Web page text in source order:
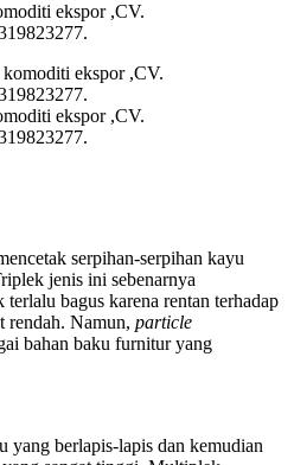
ekspor ,CV.
ekspor ,CV.
serpihan-serpihan kayu
jenis ini sebenarnya
bagus karena rentan terhadap
rendah. Namun, particle
bahan baku furnitur yang
berlapis-lapis dan kemudian